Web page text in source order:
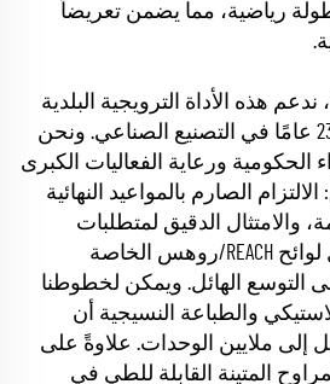
رياضية، مما يضمن تعريضاً
🟠 في شركة HIFU INT'L، ندعم هذه الأداة الترويجية البلدية
المثلى بخبرة تزيد عن 23 عامًا في التصنيع الصناعي. ونحن
ورعاية الفعاليات الكبرى
الصارم بالمواعيد النهائية
والامتثال الدقيق لمتطلبات
السلامة الكيميائية (مثل لوائح REACH/روهس الخاصة
التوسع الهائل. ويمكن لخطوطنا
والطباعة النسيجية أن
إلى ملايين الوحدات. علاوةً على
المتينة القابلة للطي في